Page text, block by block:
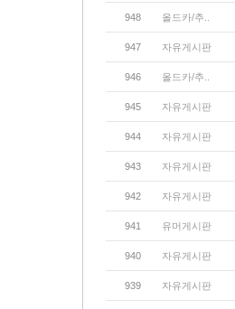
948 올드카/추..
947 자유게시판
946 올드카/추..
945 자유게시판
944 자유게시판
943 자유게시판
942 자유게시판
941 유머게시판
940 자유게시판
939 자유게시판